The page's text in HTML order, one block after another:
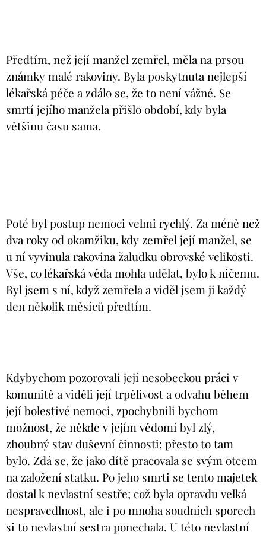
Předtím, než její manžel zemřel, měla na prsou
známky malé rakoviny. Byla poskytnuta nejlepší
lékařská péče a zdálo se, že to není vážné. Se
smrtí jejího manžela přišlo období, kdy byla
většinu času sama.
Poté byl postup nemoci velmi rychlý. Za méně než
dva roky od okamžiku, kdy zemřel její manžel, se
u ní vyvinula rakovina žaludku obrovské velikosti.
Vše, co lékařská věda mohla udělat, bylo k ničemu.
Byl jsem s ní, když zemřela a viděl jsem ji každý
den několik měsíců předtím.
Kdybychom pozorovali její nesobeckou práci v
komunitě a viděli její trpělivost a odvahu během
její bolestivé nemoci, zpochybnili bychom
možnost, že někde v jejím vědomí byl zlý,
zhoubný stav duševní činnosti; přesto to tam
bylo. Zdá se, že jako dítě pracovala se svým otcem
na založení statku. Po jeho smrti se tento majetek
dostal k nevlastní sestře; což byla opravdu velká
nespravedlnost, ale i po mnoha soudních sporech
si to nevlastní sestra ponechala. U této nevlastní